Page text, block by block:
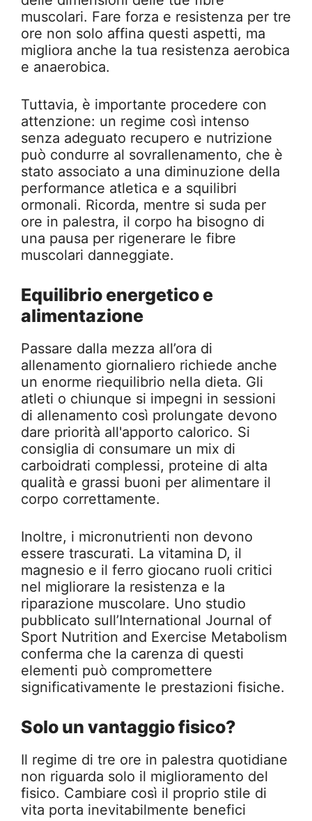
muscolari. Fare forza e resistenza per tre
ore non solo affina questi aspetti, ma
migliora anche la tua resistenza aerobica
e anaerobica.
Tuttavia, è importante procedere con
attenzione: un regime così intenso
senza adeguato recupero e nutrizione
può condurre al sovrallenamento, che è
stato associato a una diminuzione della
performance atletica e a squilibri
ormonali. Ricorda, mentre si suda per
ore in palestra, il corpo ha bisogno di
una pausa per rigenerare le fibre
muscolari danneggiate.
Equilibrio energetico e
alimentazione
Passare dalla mezza all’ora di
allenamento giornaliero richiede anche
un enorme riequilibrio nella dieta. Gli
atleti o chiunque si impegni in sessioni
di allenamento così prolungate devono
dare priorità all'apporto calorico. Si
consiglia di consumare un mix di
carboidrati complessi, proteine di alta
qualità e grassi buoni per alimentare il
corpo correttamente.
Inoltre, i micronutrienti non devono
essere trascurati. La vitamina D, il
magnesio e il ferro giocano ruoli critici
nel migliorare la resistenza e la
riparazione muscolare. Uno studio
pubblicato sull’International Journal of
Sport Nutrition and Exercise Metabolism
conferma che la carenza di questi
elementi può compromettere
significativamente le prestazioni fisiche.
Solo un vantaggio fisico?
Il regime di tre ore in palestra quotidiane
non riguarda solo il miglioramento del
fisico. Cambiare così il proprio stile di
vita porta inevitabilmente benefici